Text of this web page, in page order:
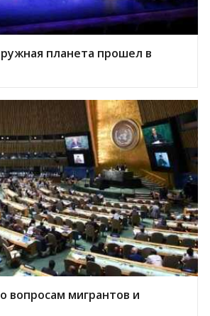
планета прошел в
вопросам мигрантов и